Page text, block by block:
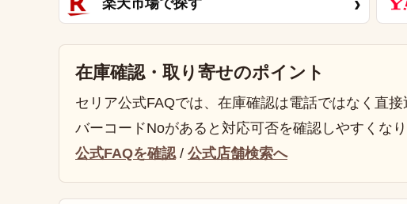
楽天市場で探す
在庫確認・取り寄せのポイント
セリア公式FAQでは、在庫確認は電話ではなく直
バーコードNoがあると対応可否を確認しやすくなり
公式FAQを確認/ 公式店舗検索へ